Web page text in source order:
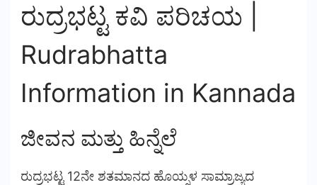
ರುದ್ರಭಟ್ಟ ಕವಿ ಪರಿಚಯ |
Rudrabhatta
Information in Kannada
ಜೀವನ ಮತ್ತು ಹಿನ್ನೆಲೆ
ರುದ್ರಭಟ್ಟ 12ನೇ ಶತಮಾನದ ಹೊಯ್ಸಳ ಸಾಮ್ರಾಜ್ಯದ